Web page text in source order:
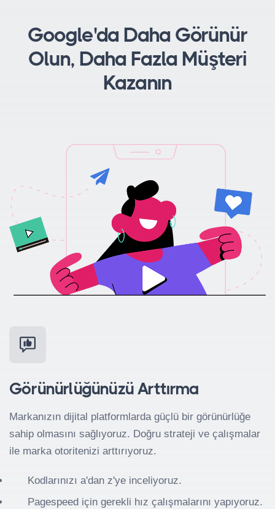
Google'da Daha Görünür
Olun, Daha Fazla Müşteri
Kazanın
Görünürlüğünüzü Arttırma
Markanızın dijital platformlarda güçlü bir görünürlüğe
sahip olmasını sağlıyoruz. Doğru strateji ve çalışmalar
ile marka otoritenizi arttırıyoruz.
Kodlarınızı a'dan z'ye inceliyoruz.
Pagespeed için gerekli hız çalışmalarını yapıyoruz.